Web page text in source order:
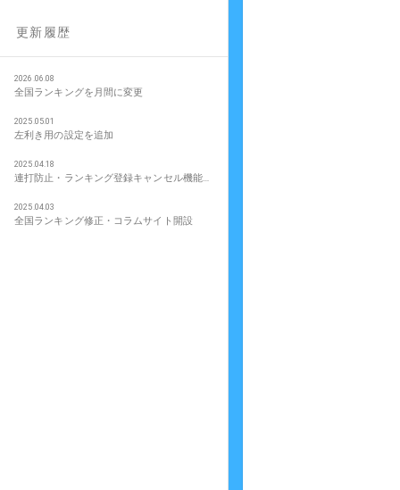
更新履歴
2026.06.08
全国ランキングを月間に変更
2025.05.01
左利き用の設定を追加
2025.04.18
連打防止・ランキング登録キャンセル機能追加
2025.04.03
全国ランキング修正・コラムサイト開設